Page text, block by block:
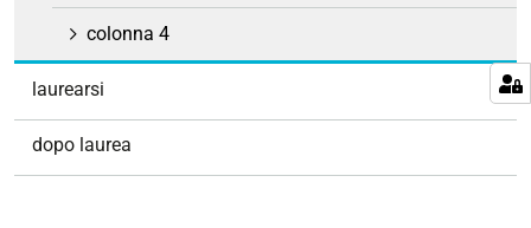
colonna 4
laurearsi
dopo laurea